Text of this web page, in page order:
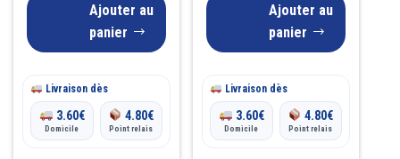
Ajouter au
panier
Livraison dès
3.60€
Domicile
4.80€
Point relais
Ajouter au
panier
Livraison dès
3.60€
Domicile
4.80€
Point relais